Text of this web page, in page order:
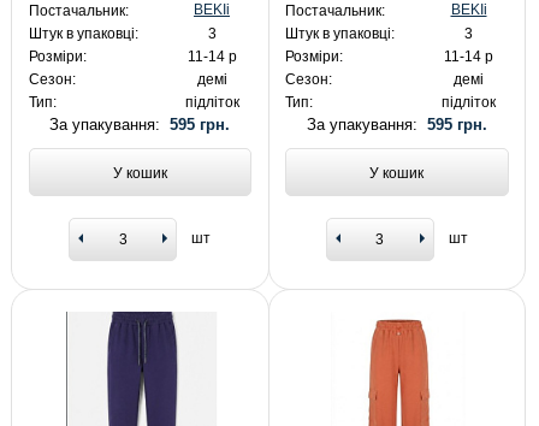
Постачальник:
BEKIi
Штук в упаковці:
3
Розміри:
11-14 р
Сезон:
демі
Тип:
підліток
За упакування:595 грн.
У кошик
шт
Постачальник:
BEKIi
Штук в упаковці:
3
Розміри:
11-14 р
Сезон:
демі
Тип:
підліток
За упакування: 595 грн.
У кошик
шт